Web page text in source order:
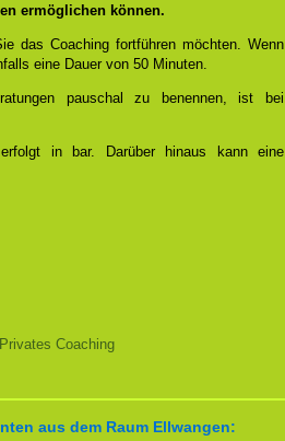
ermöglichen können.
das Coaching fortführen möchten. Wenn
eine Dauer von 50 Minuten.
pauschal zu benennen, ist bei
in bar. Darüber hinaus kann eine
Coaching
aus dem Raum Ellwangen: